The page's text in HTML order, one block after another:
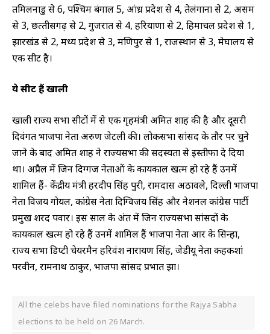
तमिलनाडु से 6, पश्‍चिम बंगाल 5, आंध्र प्रदेश से 4, तेलंगाना से 2, असम
से 3, छत्‍तीसगढ़ से 2, गुजरात से 4, हरियाणा से 2, हिमाचल प्रदेश से 1,
झारखंड से 2, मध्‍य प्रदेश से 3, मणिपुर से 1, राजस्‍थान से 3, मेघालय से
एक सीट है।
ये सीटें हैं खाली
खाली राज्‍य सभा सीटों में से एक गृहमंत्री अमित शाह की है और दूसरी
दिवंगत भाजपा नेता अरुण जेटली की। लोकसभा सांसद के तौर पर चुने
जाने के बाद अमित शाह ने राज्‍यसभा की सदस्‍यता से इस्‍तीफा दे दिया
था। अप्रैल में जिन दिग्‍गज नेताओं के कार्यकाल खत्‍म हो रहे हैं उनमें
शामिल हैं- केंद्रीय मंत्री हरदीप सिंह पुरी, रामदास अठावले, दिल्‍ली भाजपा
नेता विजय गोयल, कांग्रेस नेता दिग्‍विजय सिंह और नेशनल कांग्रेस पार्टी
प्रमुख शरद पवार। इस साल के अंत में जिन राज्‍यसभा सांसदों के
कार्यकाल खत्‍म हो रहे हैं उनमें शामिल हैं भाजपा नेता आर के सिन्‍हा,
राज्‍य सभा डिप्‍टी चेयरमैन हरिवंश नारायण सिंह, जेडीयू नेता कहकशां
परवीन, रामनाथ ठाकुर, भाजपा सांसद प्रभात झा।
All the celebs have filed nominations for the Rajya Sabha
elections to be held on 26 March.